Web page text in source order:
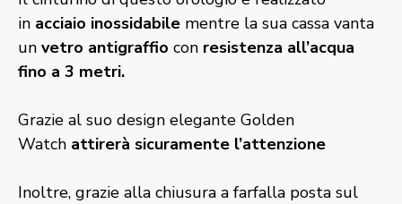
in acciaio inossidabile mentre la sua cassa vanta
un vetro antigraffio con resistenza all’acqua
fino a 3 metri.
Grazie al suo design elegante Golden
Watch attirerà sicuramente l’attenzione
Inoltre, grazie alla chiusura a farfalla posta sul